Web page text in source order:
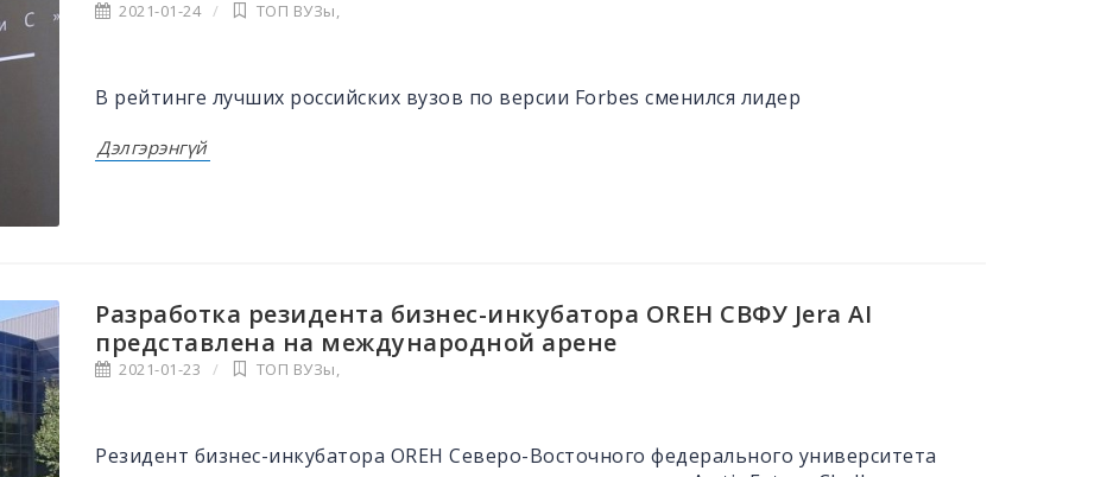
2021-01-24 ТОП ВУЗы,
В рейтинге лучших российских вузов по версии Forbes сменился лидер
Дэлгэрэнгүй
Разработка резидента бизнес-инкубатора OREH СВФУ Jera AI
представлена на международной арене
2021-01-23 ТОП ВУЗы,
Резидент бизнес-инкубатора OREH Северо-Восточного федерального университета